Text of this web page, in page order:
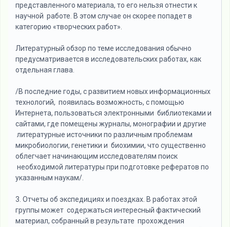
представленного материала, то его нельзя отнести к
научной работе. В этом случае он скорее попадет в
категорию «творческих работ».
Литературный обзор по теме исследования обычно
предусматривается в исследовательских работах, как
отдельная глава.
/В последние годы, с развитием новых информационных
технологий, появилась возможность, с помощью
Интернета, пользоваться электронными библиотеками и
сайтами, где помещены журналы, монографии и другие
литературные источники по различным проблемам
микробиологии, генетики и биохимии, что существенно
облегчает начинающим исследователям поиск
необходимой литературы при подготовке рефератов по
указанным наукам/.
3. Отчеты об экспедициях и поездках. В работах этой
группы может содержаться интересный фактический
материал, собранный в результате прохождения